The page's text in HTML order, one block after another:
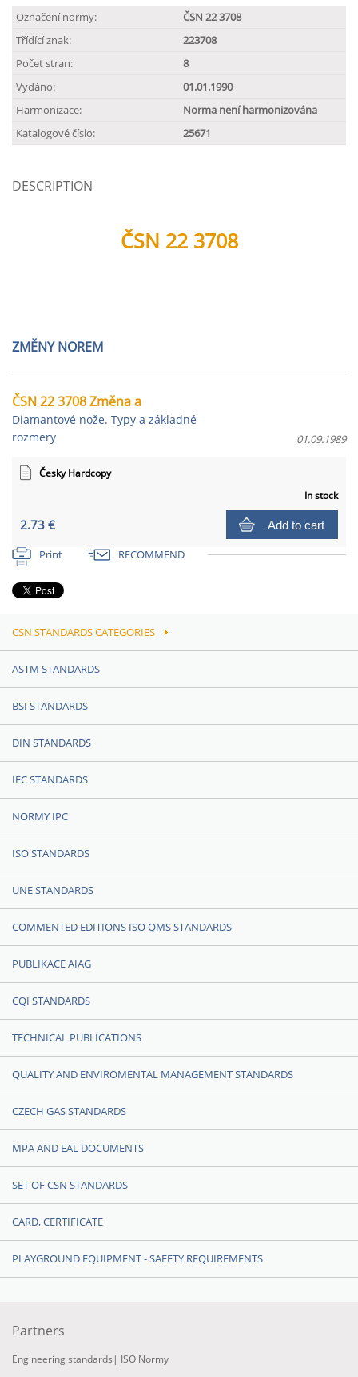
Označení normy:
ČSN 22 3708
Třídící znak:
223708
Počet stran:
8
Vydáno:
01.01.1990
Harmonizace:
Norma není harmonizována
Katalogové číslo:
25671
DESCRIPTION
ČSN 22 3708
ZMĚNY NOREM
ČSN 22 3708 Změna a
Diamantové nože. Typy a základné
rozmery
01.09.1989
Česky Hardcopy
In stock
2.73 € Add to cart
Print RECOMMEND
CSN STANDARDS CATEGORIES
ASTM STANDARDS
BSI STANDARDS
DIN STANDARDS
IEC STANDARDS
NORMY IPC
ISO STANDARDS
UNE STANDARDS
COMMENTED EDITIONS ISO QMS STANDARDS
PUBLIKACE AIAG
CQI STANDARDS
TECHNICAL PUBLICATIONS
QUALITY AND ENVIROMENTAL MANAGEMENT STANDARDS
CZECH GAS STANDARDS
MPA AND EAL DOCUMENTS
SET OF CSN STANDARDS
CARD, CERTIFICATE
PLAYGROUND EQUIPMENT - SAFETY REQUIREMENTS
Partners
Engineering standards | ISO Normy